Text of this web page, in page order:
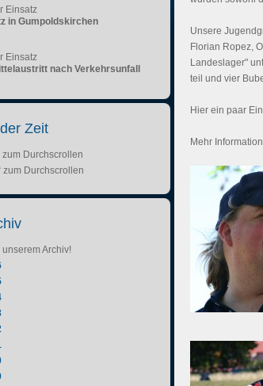
Unsere
Florian Ropez,
Landeslager"
teil und vier
Hier ein paar
Mehr
Einsatz
in Gumpoldskirchen
Einsatz
nach Verkehrsunfall
Zeit
zum Durchscrollen
zum Durchscrollen
Archiv!